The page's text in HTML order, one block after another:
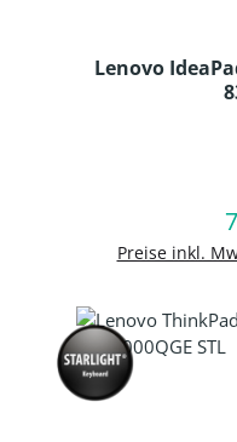
Lenovo
Preise inkl.
In